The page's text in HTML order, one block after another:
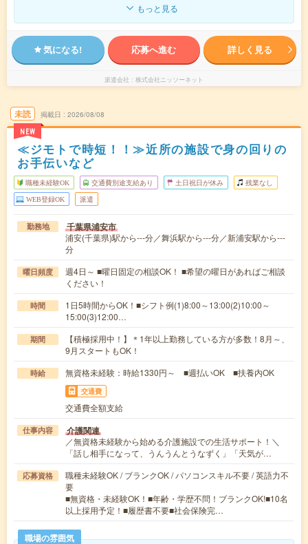
もっと見る
気になる! 応募へ進む 詳しく見る
派遣会社 株式会社ニッソーネット
未読
NEW
掲載日 2026/08/08
≪ジモトで時短！！≫近所の施設で身の回りの
お手伝いなど
職種未経験OK 交通費別途支給あり 土日祝日が休み 残業なし
WEB登録OK 派遣
勤務地 千葉県浦安市
浦安(千葉県)駅から---分／舞浜駅から---分／新浦安駅から---
分
曜日頻度
週4日～ ■曜日固定の相談OK！ ■希望の曜日があればご相談
ください！
時間
1日5時間からOK！■シフト例(1)8:00～13:00(2)10:00～
15:00(3)12:00…
期間
【積極採用中！】＊1年以上勤務している方が多数！8月～、
9月スタートもOK！
時給 無資格未経験：時給1330円～ ■週払いOK ■扶養内OK
交通費
交通費全額支給
仕事内容 介護関連
／無資格未経験から始める介護施設での生活サポート！＼
「話し相手になって、うんうんとうなずく」「天気が…
応募資格
職種未経験OK / ブランクOK / パソコンスキル不要 / 英語力不
要
■無資格・未経験OK！■年齢・学歴不問！ブランクOK!■10名
以上採用予定！■履歴書不要■社会保険完…
職場の雰囲気